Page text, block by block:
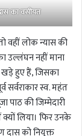
का वसीयत
लोक न्यास की
उल्लंघन नहीं माना
हुए हैं, जिसका
सर्वराकार स्व. महंत
पाठ की जिम्मेदारी
लिया। फिर उनके
दास को नियुक्त